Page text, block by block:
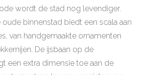
wordt de stad nog levendiger.
binnenstad biedt een scala aan
van handgemaakte ornamenten
De ijsbaan op de
een extra dimensie toe aan de